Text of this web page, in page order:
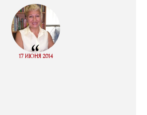
“
17 ИЮНЯ 2014
Read